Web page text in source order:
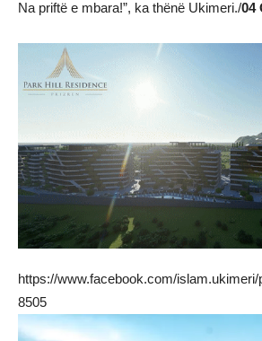
Na priftë e mbara!”, ka thënë Ukimeri./04
https://www.facebook.com/
8505